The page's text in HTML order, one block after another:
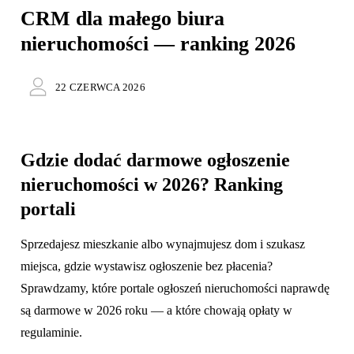
CRM dla małego biura
nieruchomości — ranking 2026
22 CZERWCA 2026
Gdzie dodać darmowe ogłoszenie
nieruchomości w 2026? Ranking
portali
Sprzedajesz mieszkanie albo wynajmujesz dom i szukasz
miejsca, gdzie wystawisz ogłoszenie bez płacenia?
Sprawdzamy, które portale ogłoszeń nieruchomości naprawdę
są darmowe w 2026 roku — a które chowają opłaty w
regulaminie.